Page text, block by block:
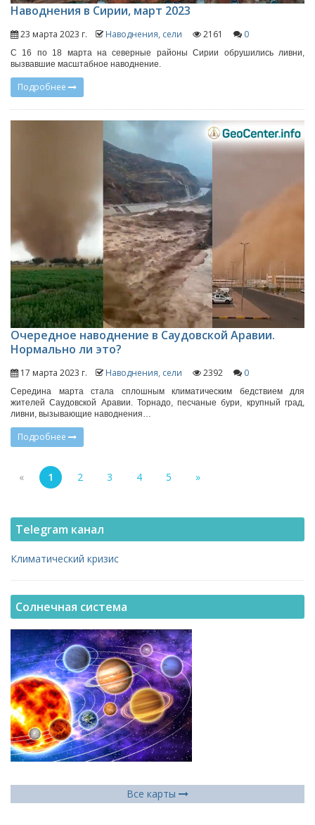
Наводнения в Сирии, март 2023
23 марта 2023 г. Наводнения, сели 2161 0
С 16 по 18 марта на северные районы Сирии обрушились ливни,
вызвавшие масштабное наводнение.
Подробнее
Очередное наводнение в Саудовской Аравии.
Нормально ли это?
17 марта 2023 г. Наводнения, сели 2392 0
Середина марта стала сплошным климатическим бедствием для
жителей Саудовской Аравии. Торнадо, песчаные бури, крупный град,
ливни, вызывающие наводнения…
Подробнее
« 1 2 3 4 5 »
Telegram канал
Климатический кризис
Солнечная система
Все карты